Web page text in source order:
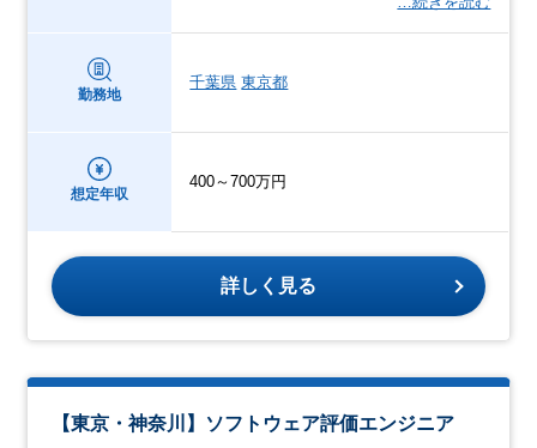
勤務地
千葉県 東京都
想定年収
400～700万円
詳しく見る
【東京・神奈川】ソフトウェア評価エンジニア